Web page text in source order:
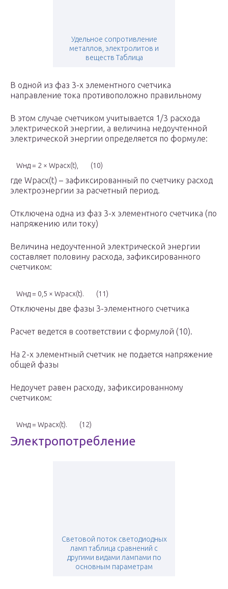
Удельное сопротивление
металлов, электролитов и
веществ Таблица
В одной из фаз 3-х элементного счетчика
направление тока противоположно правильному
В этом случае счетчиком учитывается 1/3 расхода
электрической энергии, а величина недоучтенной
электрической энергии определяется по формуле:
Wнд= 2 × Wрасх(t), (10)
где Wрасх(t) – зафиксированный по счетчику расход
электроэнергии за расчетный период.
Отключена одна из фаз 3-х элементного счетчика (по
напряжению или току)
Величина недоучтенной электрической энергии
составляет половину расхода, зафиксированного
счетчиком:
Wнд= 0,5 × Wрасх(t). (11)
Отключены две фазы 3-элементного счетчика
Расчет ведется в соответствии с формулой (10).
На 2-х элементный счетчик не подается напряжение
общей фазы
Недоучет равен расходу, зафиксированному
счетчиком:
Wнд= Wрасх(t). (12)
Электропотребление
Световой поток светодиодных
ламп таблица сравнений с
другими видами лампами по
основным параметрам